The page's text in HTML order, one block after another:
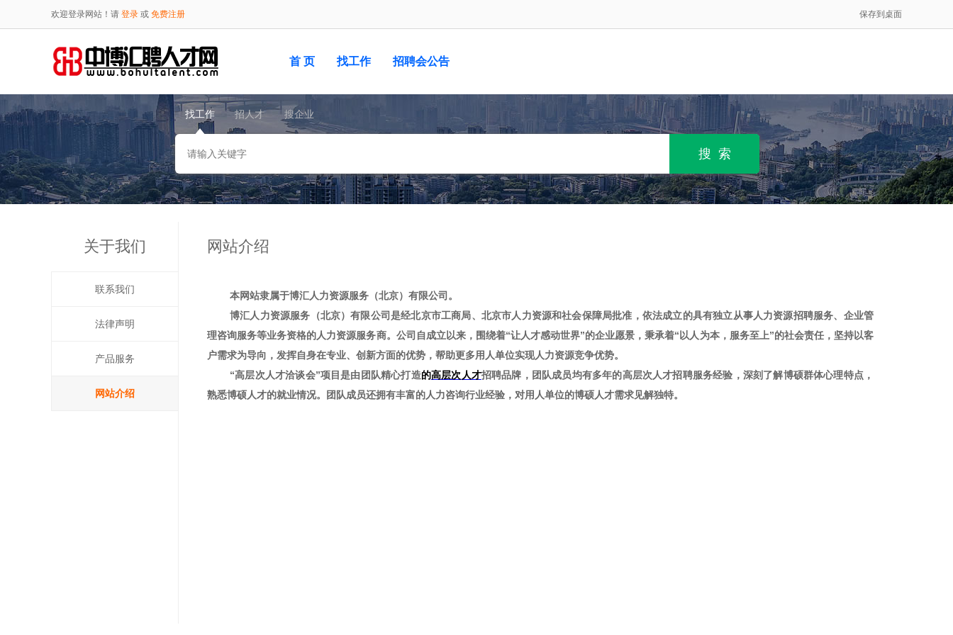
欢迎登录网站！请 登录 或 免费注册 保存到桌面
首 页 找工作 招聘会公告
找工作 招人才 搜企业
关于我们
联系我们
法律声明
产品服务
网站介绍
网站介绍
本网站隶属于博汇人力资源服务（北京）有限公司。
博汇人力资源服务（北京）有限公司是经北京市工商局、北京市人力资源和社会保障局批准，依法成立的具有独立从事人力资源招聘服务、企业管
理咨询服务等业务资格的人力资源服务商。公司自成立以来，围绕着“让人才感动世界”的企业愿景，秉承着“以人为本，服务至上”的社会责任，坚持以客
户需求为导向，发挥自身在专业、创新方面的优势，帮助更多用人单位实现人力资源竞争优势。
“高层次人才洽谈会”项目是由团队精心打造的高层次 人才招聘品牌，团队成员均有多年的高层次人才招聘服务经验，深刻了解博硕群体心理特点，
熟悉博硕人才的就业情况。团队成员还拥有丰富的人力咨询行业经验，对用人单位的博硕人才需求见解独特。